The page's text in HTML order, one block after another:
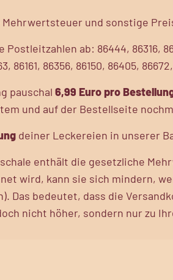
und sonstige
ab: 86444, 86316,
86161, 86356, 86150, 86405,
pauschal6,99 Euro pro
und auf der Bestellseite
deiner Leckereien in unserer
enthält die gesetzliche
wird, kann sie sich mindern,
Das bedeutet, dass die
nicht höher, sondern nur zu